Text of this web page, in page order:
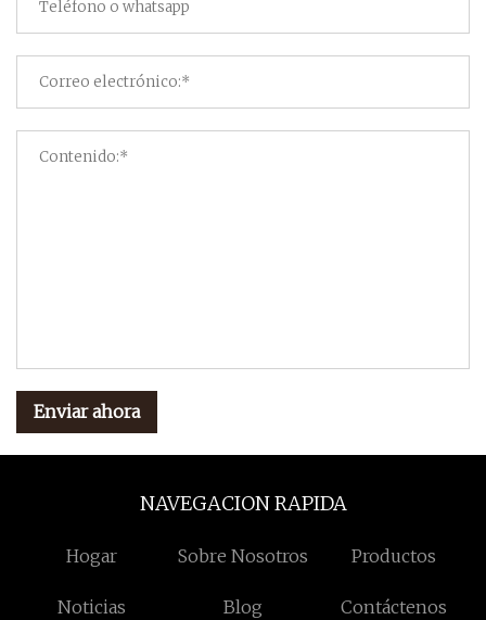
Enviar ahora
NAVEGACION RAPIDA
Hogar Sobre Nosotros Productos
Noticias Blog Contáctenos